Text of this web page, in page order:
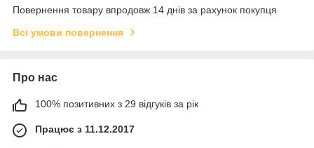
Повернення товару впродовж 14 днів за рахунок покупця
Всі умови повернення
Про нас
100% позитивних з 29 відгуків за рік
Працює з 11.12.2017